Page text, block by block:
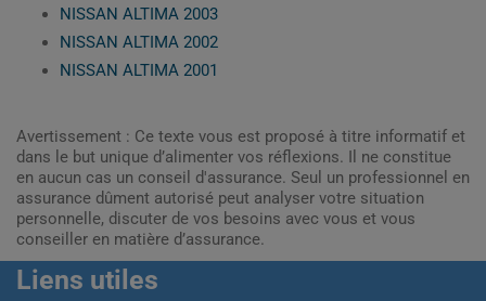
NISSAN ALTIMA 2003
NISSAN ALTIMA 2002
NISSAN ALTIMA 2001
Avertissement : Ce texte vous est proposé à titre informatif et
dans le but unique d’alimenter vos réflexions. Il ne constitue
en aucun cas un conseil d'assurance. Seul un professionnel en
assurance dûment autorisé peut analyser votre situation
personnelle, discuter de vos besoins avec vous et vous
conseiller en matière d’assurance.
Liens utiles